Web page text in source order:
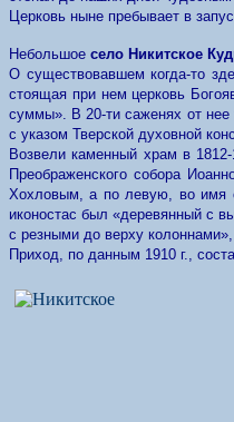
Церковь ныне пребывает в
Небольшое село Никитское
О существовавшем когда-то
стоящая при нем церковь
суммы». В 20-ти саженях от нее
с указом Тверской духовной
Возвели каменный храм в
Преображенского собора
Хохловым, а по левую, во имя
иконостас был «деревянный с
с резными до верху
Приход, по данным 1910 г.,